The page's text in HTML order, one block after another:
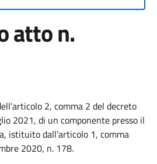
atto n.
2, comma 2 del decreto
2021, di un componente presso il
istituito dall’articolo 1, comma
2020, n. 178.